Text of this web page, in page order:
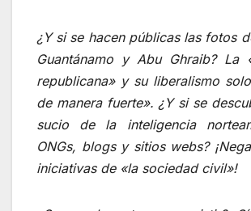
¿Y si se hacen públicas las fotos
Guantánamo y Abu Ghraib? La
republicana» y su liberalismo
de manera fuerte». ¿Y si se
sucio de la inteligencia
ONGs, blogs y sitios webs?
iniciativas de «la sociedad civil»!